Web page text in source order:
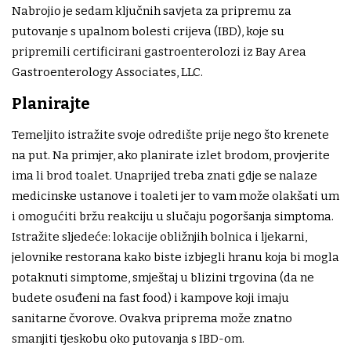
Nabrojio je sedam ključnih savjeta za pripremu za
putovanje s upalnom bolesti crijeva (IBD), koje su
pripremili certificirani gastroenterolozi iz Bay Area
Gastroenterology Associates, LLC.
Planirajte
Temeljito istražite svoje odredište prije nego što krenete
na put. Na primjer, ako planirate izlet brodom, provjerite
ima li brod toalet. Unaprijed treba znati gdje se nalaze
medicinske ustanove i toaleti jer to vam može olakšati um
i omogućiti bržu reakciju u slučaju pogoršanja simptoma.
Istražite sljedeće: lokacije obližnjih bolnica i ljekarni,
jelovnike restorana kako biste izbjegli hranu koja bi mogla
potaknuti simptome, smještaj u blizini trgovina (da ne
budete osuđeni na fast food) i kampove koji imaju
sanitarne čvorove. Ovakva priprema može znatno
smanjiti tjeskobu oko putovanja s IBD-om.